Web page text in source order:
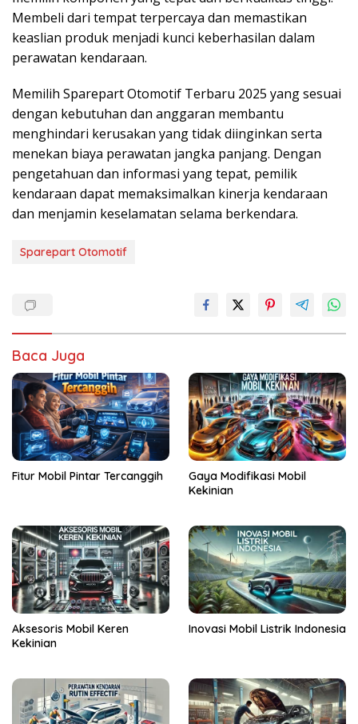
Membeli dari tempat terpercaya dan memastikan
keaslian produk menjadi kunci keberhasilan dalam
perawatan kendaraan.
Memilih Sparepart Otomotif Terbaru 2025 yang sesuai
dengan kebutuhan dan anggaran membantu
menghindari kerusakan yang tidak diinginkan serta
menekan biaya perawatan jangka panjang. Dengan
pengetahuan dan informasi yang tepat, pemilik
kendaraan dapat memaksimalkan kinerja kendaraan
dan menjamin keselamatan selama berkendara.
Sparepart Otomotif
Baca Juga
Fitur Mobil Pintar Tercanggih
Gaya Modifikasi Mobil
Kekinian
Aksesoris Mobil Keren
Kekinian
Inovasi Mobil Listrik Indonesia